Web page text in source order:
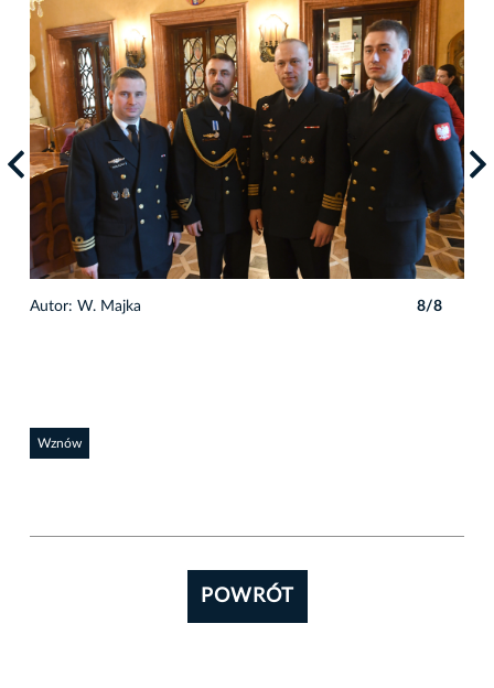
Autor: W. Majka 8/8
Wznów
POWRÓT